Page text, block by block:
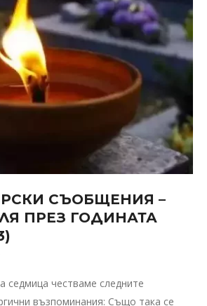
СЪОБЩЕНИЯ –
ПРЕЗ ГОДИНАТА
седмица честваме следните
възпоминания: Също така се